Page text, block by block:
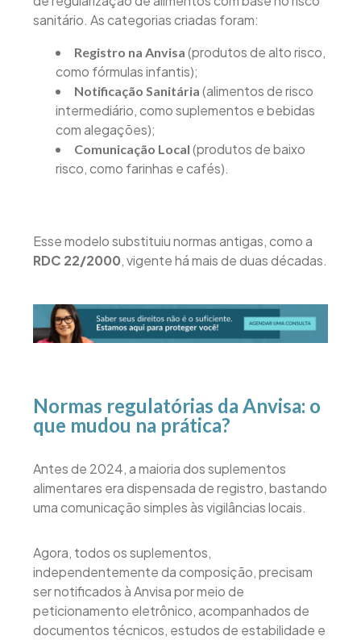
sanitário. As categorias criadas foram:
Registro na Anvisa (produtos de alto risco,
como fórmulas infantis);
Notificação Sanitária (alimentos de risco
intermediário, como suplementos e bebidas
com alegações);
Comunicação Local (produtos de baixo
risco, como farinhas e cafés).
Esse modelo substituiu normas antigas, como a
RDC 22/2000, vigente há mais de duas décadas.
Normas regulatórias da Anvisa: o
que mudou na prática?
Antes de 2024, a maioria dos suplementos
alimentares era dispensada de registro, bastando
uma comunicação simples às vigilâncias locais.
Agora, todos os suplementos,
independentemente da composição, precisam
ser notificados à Anvisa por meio de
peticionamento eletrônico, acompanhados de
documentos técnicos, estudos de estabilidade e